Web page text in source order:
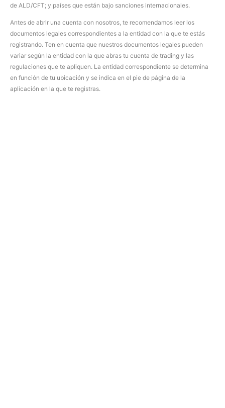
de ALD/CFT; y países que están bajo sanciones internacionales.
Antes de abrir una cuenta con nosotros, te recomendamos leer los
documentos legales correspondientes a la entidad con la que te estás
registrando. Ten en cuenta que nuestros documentos legales pueden
variar según la entidad con la que abras tu cuenta de trading y las
regulaciones que te apliquen. La entidad correspondiente se determina
en función de tu ubicación y se indica en el pie de página de la
aplicación en la que te registras.